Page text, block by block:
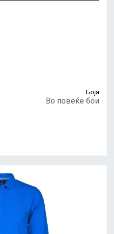
Боја
Во повеќе бои